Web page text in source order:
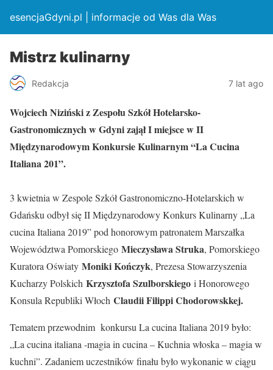
esencjaGdyni.pl | informacje od Was dla Was
Mistrz kulinarny
Redakcja 7 lat ago
Wojciech Niziński z Zespołu Szkół Hotelarsko-
Gastronomicznych w Gdyni zajął I miejsce w II
Międzynarodowym Konkursie Kulinarnym “La Cucina
Italiana 201”.
3 kwietnia w Zespole Szkół Gastronomiczno-Hotelarskich w
Gdańsku odbył się II Międzynarodowy Konkurs Kulinarny „La
cucina Italiana 2019” pod honorowym patronatem Marszałka
Województwa Pomorskiego Mieczysława Struka, Pomorskiego
Kuratora Oświaty Moniki Kończyk, Prezesa Stowarzyszenia
Kucharzy Polskich Krzysztofa Szulborskiego i Honorowego
Konsula Republiki Włoch Claudii Filippi Chodorowskkej.
Tematem przewodnim konkursu La cucina Italiana 2019 było:
„La cucina italiana -magia in cucina – Kuchnia włoska – magia w
kuchni”. Zadaniem uczestników finału było wykonanie w ciągu